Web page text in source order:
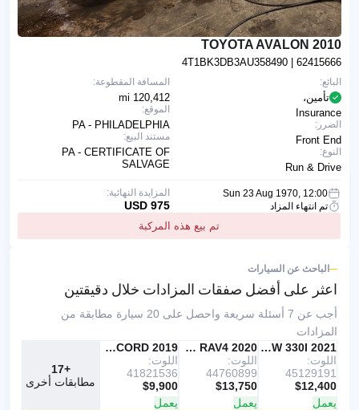
2010 TOYOTA AVALON
4T1BK3DB3AU358490 | 62415666
المسافة المقطوعة:
120,412 mi
الموقع:
PA - PHILADELPHIA
مستند البيع:
PA - CERTIFICATE OF
SALVAGE
البائع:
تأمين،
Insurance
الضرر:
Front End
النوع:
Run & Drive
Sun 23 Aug 1970, 12:00
تم انتهاء المزاد
تم بيع هذه المركبة
المزايدة النهائية:
975 USD
الباحث عن السيارات
اعثر على أفضل صفقات المزادات خلال دقيقتين
أجب عن 7 أسئلة سريعة واحصل على 20 سيارة مطابقة من
المزادات
IAAI
موصى به
2021 BMW 330I
اللوت:
45129191
$12,400
يعمل
IAAI
2020 TOYOTA RAV4
اللوت:
44760899
$13,750
يعمل
Copart
2019 HONDA ACCORD
اللوت:
41821536
$9,900
يعمل
+17
مطابقات أخرى